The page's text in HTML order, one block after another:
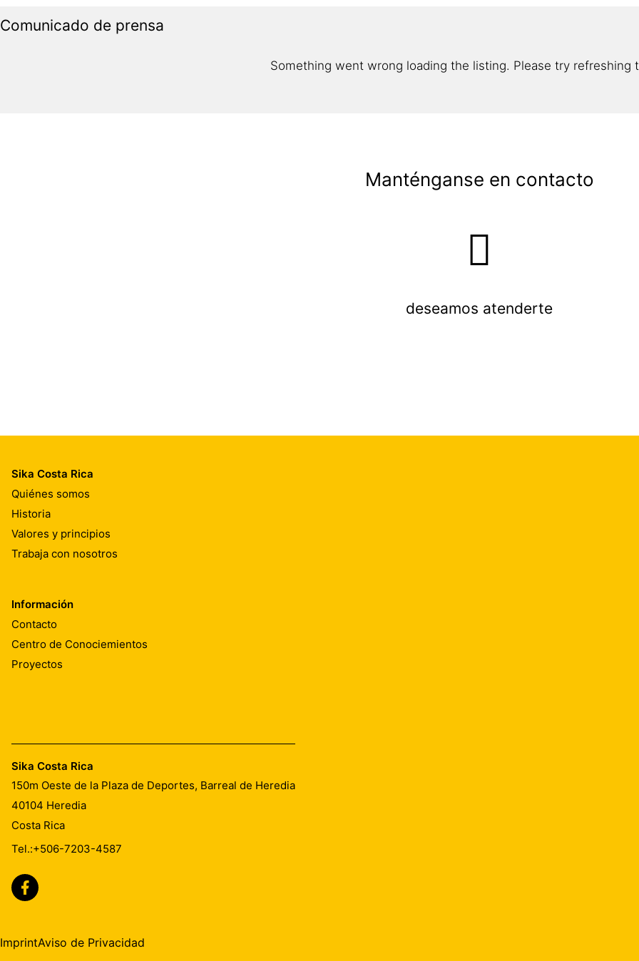
Comunicado de prensa
Something went wrong loading the listing. Please try refreshing
Manténganse en contacto
deseamos atenderte
Sika Costa Rica
Quiénes somos
Historia
Valores y principios
Trabaja con nosotros
Información
Contacto
Centro de Conociemientos
Proyectos
Sika Costa Rica
150m Oeste de la Plaza de Deportes, Barreal de Heredia
40104 Heredia
Costa Rica
Tel.:+506-7203-4587
ImprintAviso de Privacidad